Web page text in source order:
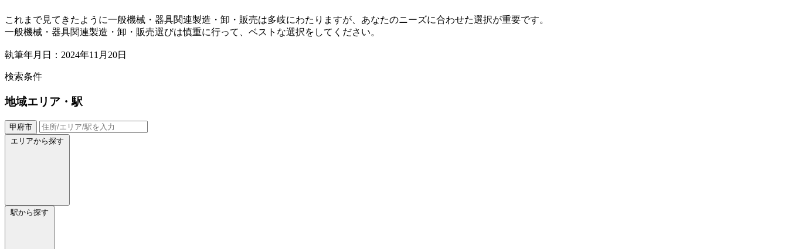
これまで見てきたように一般機械・器具関連製造・卸・販売は多岐にわたりますが、あなたのニーズに合わせた選択が重要です。
一般機械・器具関連製造・卸・販売選びは慎重に行って、ベストな選択をしてください。
執筆年月日：2024年11月20日
検索条件
地域エリア・駅
甲府市
エリアから探す
駅から探す